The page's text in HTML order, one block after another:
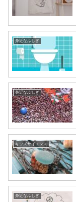
身近なふしぎ
身近なふしぎ
キッズサイエンス
身近なふしぎ